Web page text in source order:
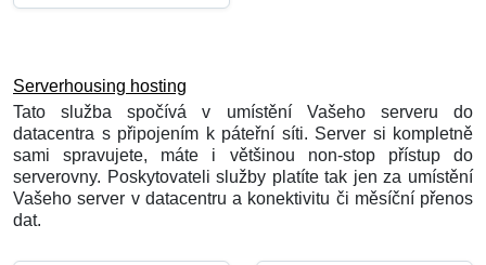
Serverhousing hosting
Tato služba spočívá v umístění Vašeho serveru do
datacentra s připojením k páteřní síti. Server si kompletně
sami spravujete, máte i většinou non-stop přístup do
serverovny. Poskytovateli služby platíte tak jen za umístění
Vašeho server v datacentru a konektivitu či měsíční přenos
dat.